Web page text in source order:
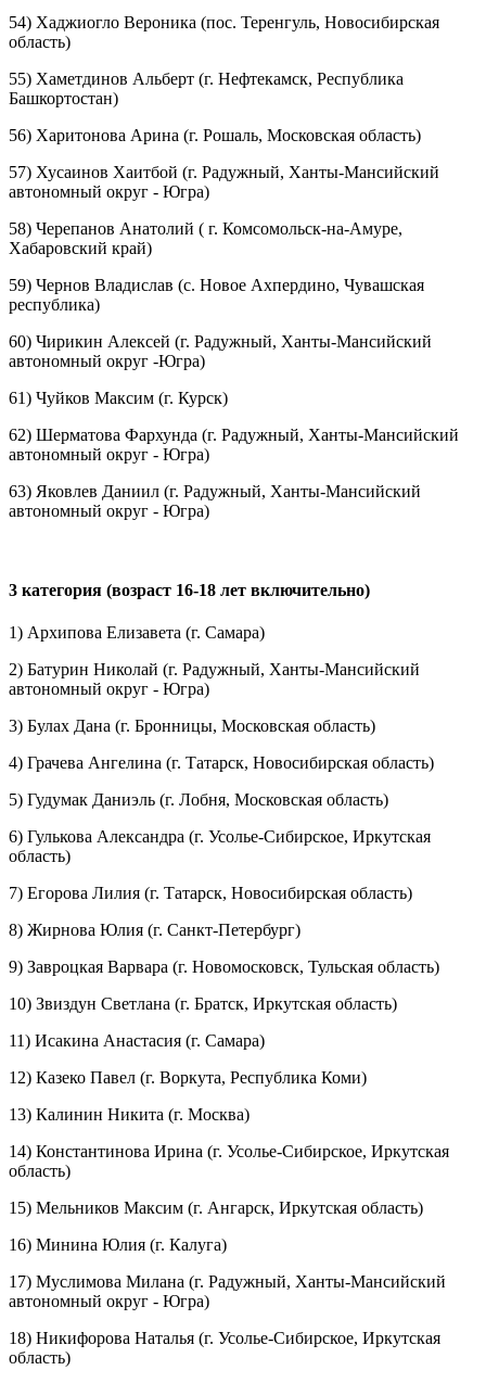
54) Хаджиогло Вероника (пос. Теренгуль, Новосибирская
область)
55) Хаметдинов Альберт (г. Нефтекамск, Республика
Башкортостан)
56) Харитонова Арина (г. Рошаль, Московская область)
57) Хусаинов Хаитбой (г. Радужный, Ханты-Мансийский
автономный округ - Югра)
58) Черепанов Анатолий ( г. Комсомольск-на-Амуре,
Хабаровский край)
59) Чернов Владислав (с. Новое Ахпердино, Чувашская
республика)
60) Чирикин Алексей (г. Радужный, Ханты-Мансийский
автономный округ -Югра)
61) Чуйков Максим (г. Курск)
62) Шерматова Фархунда (г. Радужный, Ханты-Мансийский
автономный округ - Югра)
63) Яковлев Даниил (г. Радужный, Ханты-Мансийский
автономный округ - Югра)
3 категория (возраст 16-18 лет включительно)
1) Архипова Елизавета (г. Самара)
2) Батурин Николай (г. Радужный, Ханты-Мансийский
автономный округ - Югра)
3) Булах Дана (г. Бронницы, Московская область)
4) Грачева Ангелина (г. Татарск, Новосибирская область)
5) Гудумак Даниэль (г. Лобня, Московская область)
6) Гулькова Александра (г. Усолье-Сибирское, Иркутская
область)
7) Егорова Лилия (г. Татарск, Новосибирская область)
8) Жирнова Юлия (г. Санкт-Петербург)
9) Завроцкая Варвара (г. Новомосковск, Тульская область)
10) Звиздун Светлана (г. Братск, Иркутская область)
11) Исакина Анастасия (г. Самара)
12) Казеко Павел (г. Воркута, Республика Коми)
13) Калинин Никита (г. Москва)
14) Константинова Ирина (г. Усолье-Сибирское, Иркутская
область)
15) Мельников Максим (г. Ангарск, Иркутская область)
16) Минина Юлия (г. Калуга)
17) Муслимова Милана (г. Радужный, Ханты-Мансийский
автономный округ - Югра)
18) Никифорова Наталья (г. Усолье-Сибирское, Иркутская
область)